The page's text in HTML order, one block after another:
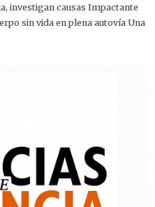
investigan causas Impactante
sin vida en plena autovía Una